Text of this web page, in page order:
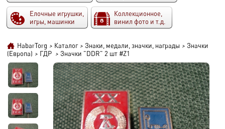
Елочные игрушки,
игры, машинки
Коллекционное,
винил фото и т.д.
HabarTorg > Каталог > Знаки, медали, значки, награды > Значки
(Европа) > ГДР > Значки "DDR" 2 шт #Z1